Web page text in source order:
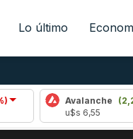
Lo último
Avalanche
(2,21%)